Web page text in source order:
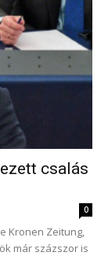
csalás
0
Kronen Zeitung,
már százszor is